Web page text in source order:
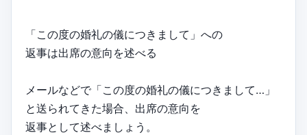
「この度の婚礼の儀につきまして」への
返事は出席の意向を述べる
メールなどで「この度の婚礼の儀につきまして…」
と送られてきた場合、出席の意向を
返事として述べましょう。